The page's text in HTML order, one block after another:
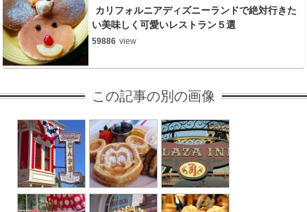
カリフォルニアディズニーランドで絶対行きた
い美味しく可愛いレストラン５選
59886 view
この記事の別の画像